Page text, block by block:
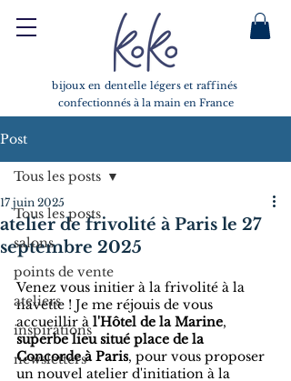
bijoux en dentelle légers et raffinés
confectionnés à la main en France
Post
Tous les posts
salons
points de vente
ateliers
inspirations
newsletters
Tous les posts
atelier de frivolité à Paris le 27
septembre 2025
17 juin 2025
Venez vous initier à la frivolité à la
navette ! Je me réjouis de vous
accueillir à l'Hôtel de la Marine,
superbe lieu situé place de la
Concorde à Paris, pour vous proposer
un nouvel atelier d'initiation à la